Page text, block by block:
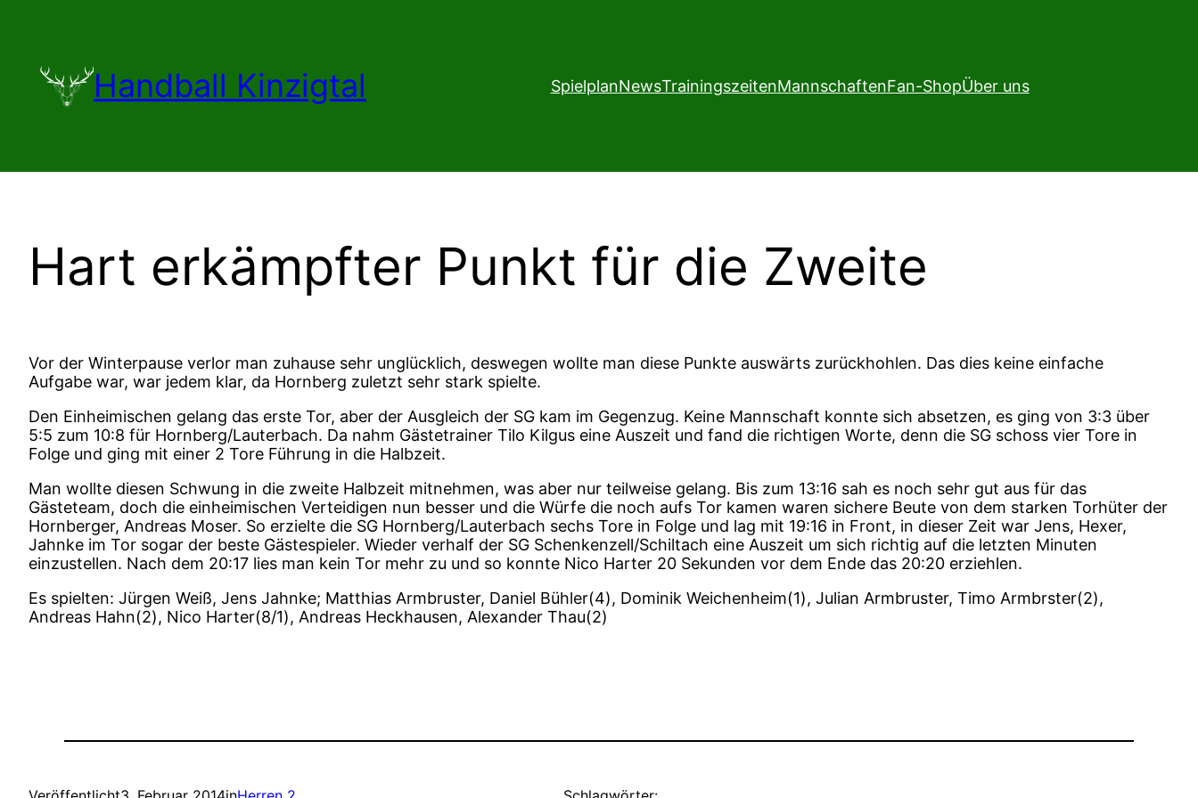
Handball Kinzigtal SpielplanNewsTrainingszeitenMannschaftenFan-ShopÜber uns
Hart erkämpfter Punkt für die Zweite
Vor der Winterpause verlor man zuhause sehr unglücklich, deswegen wollte man diese Punkte auswärts zurückhohlen. Das dies keine einfache
Aufgabe war, war jedem klar, da Hornberg zuletzt sehr stark spielte.
Den Einheimischen gelang das erste Tor, aber der Ausgleich der SG kam im Gegenzug. Keine Mannschaft konnte sich absetzen, es ging von 3:3 über
5:5 zum 10:8 für Hornberg/Lauterbach. Da nahm Gästetrainer Tilo Kilgus eine Auszeit und fand die richtigen Worte, denn die SG schoss vier Tore in
Folge und ging mit einer 2 Tore Führung in die Halbzeit.
Man wollte diesen Schwung in die zweite Halbzeit mitnehmen, was aber nur teilweise gelang. Bis zum 13:16 sah es noch sehr gut aus für das
Gästeteam, doch die einheimischen Verteidigen nun besser und die Würfe die noch aufs Tor kamen waren sichere Beute von dem starken Torhüter der
Hornberger, Andreas Moser. So erzielte die SG Hornberg/Lauterbach sechs Tore in Folge und lag mit 19:16 in Front, in dieser Zeit war Jens, Hexer,
Jahnke im Tor sogar der beste Gästespieler. Wieder verhalf der SG Schenkenzell/Schiltach eine Auszeit um sich richtig auf die letzten Minuten
einzustellen. Nach dem 20:17 lies man kein Tor mehr zu und so konnte Nico Harter 20 Sekunden vor dem Ende das 20:20 erziehlen.
Es spielten: Jürgen Weiß, Jens Jahnke; Matthias Armbruster, Daniel Bühler(4), Dominik Weichenheim(1), Julian Armbruster, Timo Armbrster(2),
Andreas Hahn(2), Nico Harter(8/1), Andreas Heckhausen, Alexander Thau(2)